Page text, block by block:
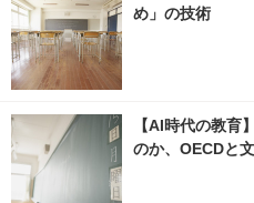
め」の技術
【AI時代の教育
のか、OECDと